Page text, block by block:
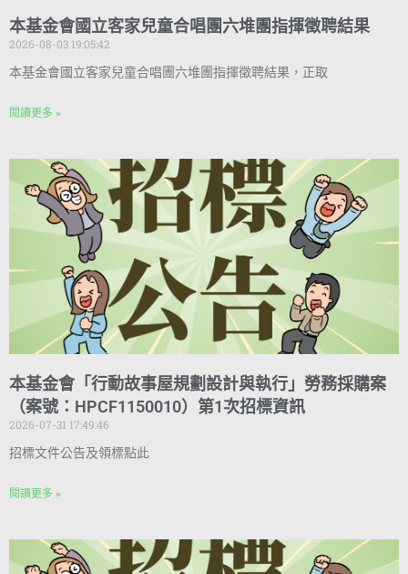
本基金會國立客家兒童合唱團六堆團指揮徵聘結果
2026-08-03 19:05:42
本基金會國立客家兒童合唱團六堆團指揮徵聘結果，正取
閱讀更多 »
本基金會「行動故事屋規劃設計與執行」勞務採購案
（案號：HPCF1150010）第1次招標資訊
2026-07-31 17:49:46
招標文件公告及領標點此
閱讀更多 »